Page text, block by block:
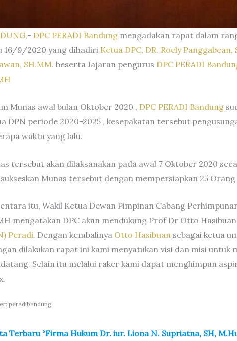
,- DPC PERADI Bandungmengadakan rapat dalam
16/9/2020 yang dihadiri Ketua DPC, DR. Roely Panggabean,
SH.MM. beserta Jajaran pengurus DPC PERADI
Munas awal bulan Oktober 2020 , DPC PERADI Bandung
DPN periode 2020-2025 , kesepakatan tersebut
waktu yang lalu.
tersebut akan dilaksanakan pada awal 7 Oktober 2020
Munas tersebut dengan mempersiapkan 25 Orang
itu, Wakil Ketua Dewan Pimpinan Cabang
mengatakan DPC akan mendukung Prof Dr Otto
Peradi. Dengan kembalinya Otto Hasibuansebagai ketua
dilakukan rapat ini kami menyatukan visi dan misi
Selain itu melalui raker kami dapat menghimpun
peradibandung
Terbaru “Firma Hukum Dr. iur. Liona N. Supriatna, SH,